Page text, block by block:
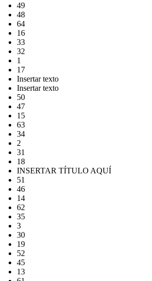
49
48
64
16
33
32
1
17
Insertar texto
Insertar texto
50
47
15
63
34
2
31
18
INSERTAR TÍTULO AQUÍ
51
46
14
62
35
3
30
19
52
45
13